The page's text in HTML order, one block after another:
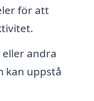
för att
andra
kan uppstå